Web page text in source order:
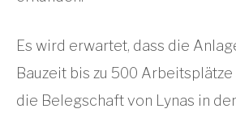
Es wird erwartet, dass die
Bauzeit bis zu 500
die Belegschaft von Lynas in